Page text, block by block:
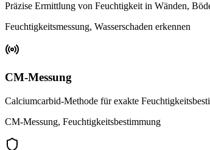
Präzise Ermittlung von Feuchtigkeit in Wänden,
Feuchtigkeitsmessung, Wasserschaden erkennen
CM-Messung
Calciumcarbid-Methode für exakte
CM-Messung, Feuchtigkeitsbestimmung